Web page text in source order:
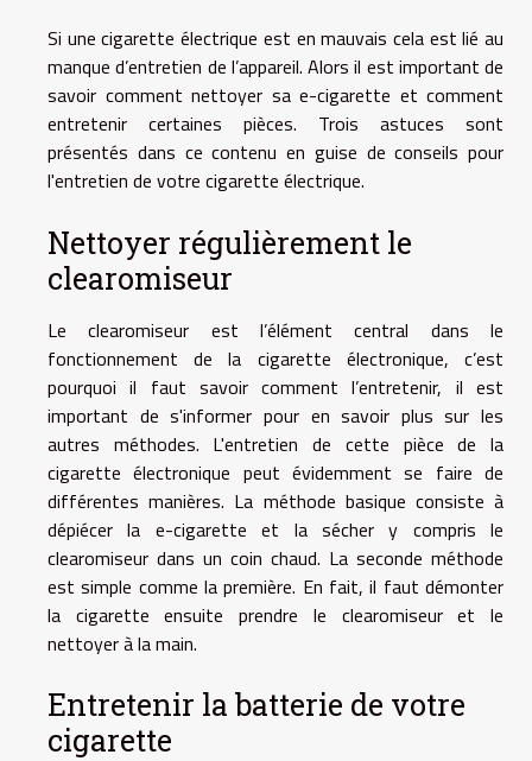
Si une cigarette électrique est en mauvais cela est lié au
manque d’entretien de l’appareil. Alors il est important de
savoir comment nettoyer sa e-cigarette et comment
entretenir certaines pièces. Trois astuces sont
présentés dans ce contenu en guise de conseils pour
l'entretien de votre cigarette électrique.
Nettoyer régulièrement le
clearomiseur
Le clearomiseur est l’élément central dans le
fonctionnement de la cigarette électronique, c’est
pourquoi il faut savoir comment l’entretenir, il est
important de s'informer pour en savoir plus sur les
autres méthodes. L'entretien de cette pièce de la
cigarette électronique peut évidemment se faire de
différentes manières. La méthode basique consiste à
dépiécer la e-cigarette et la sécher y compris le
clearomiseur dans un coin chaud. La seconde méthode
est simple comme la première. En fait, il faut démonter
la cigarette ensuite prendre le clearomiseur et le
nettoyer à la main.
Entretenir la batterie de votre
cigarette